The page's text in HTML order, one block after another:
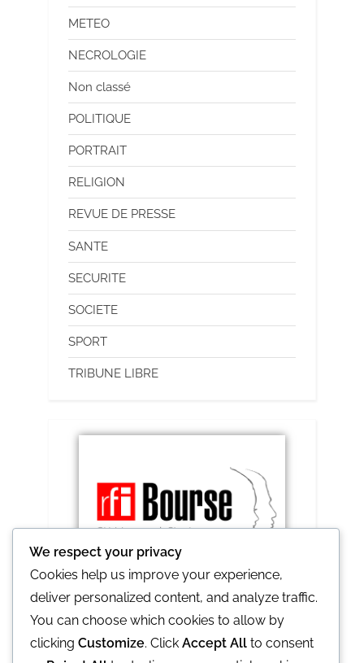
METEO
NECROLOGIE
Non classé
POLITIQUE
PORTRAIT
RELIGION
REVUE DE PRESSE
SANTE
SECURITE
SOCIETE
SPORT
TRIBUNE LIBRE
RFI lance le prix Ghislaine et Claude 2021
We respect your privacy
Cookies help us improve your experience,
deliver personalized content, and analyze traffic.
You can choose which cookies to allow by
clicking Customize. Click Accept All to consent